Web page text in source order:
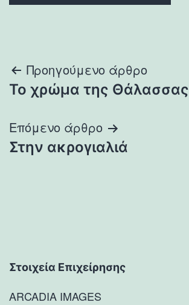
Πλοήγηση
άρθρων
Προηγούμενο άρθρο
Το χρώμα της Θάλασσας
Επόμενο άρθρο
Στην ακρογιαλιά
Στοιχεία Επιχείρησης
ARCADIA IMAGES